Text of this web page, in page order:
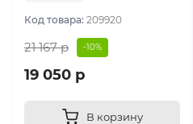
Код товара: 209920
21 167 р -10%
19 050 р
В корзину